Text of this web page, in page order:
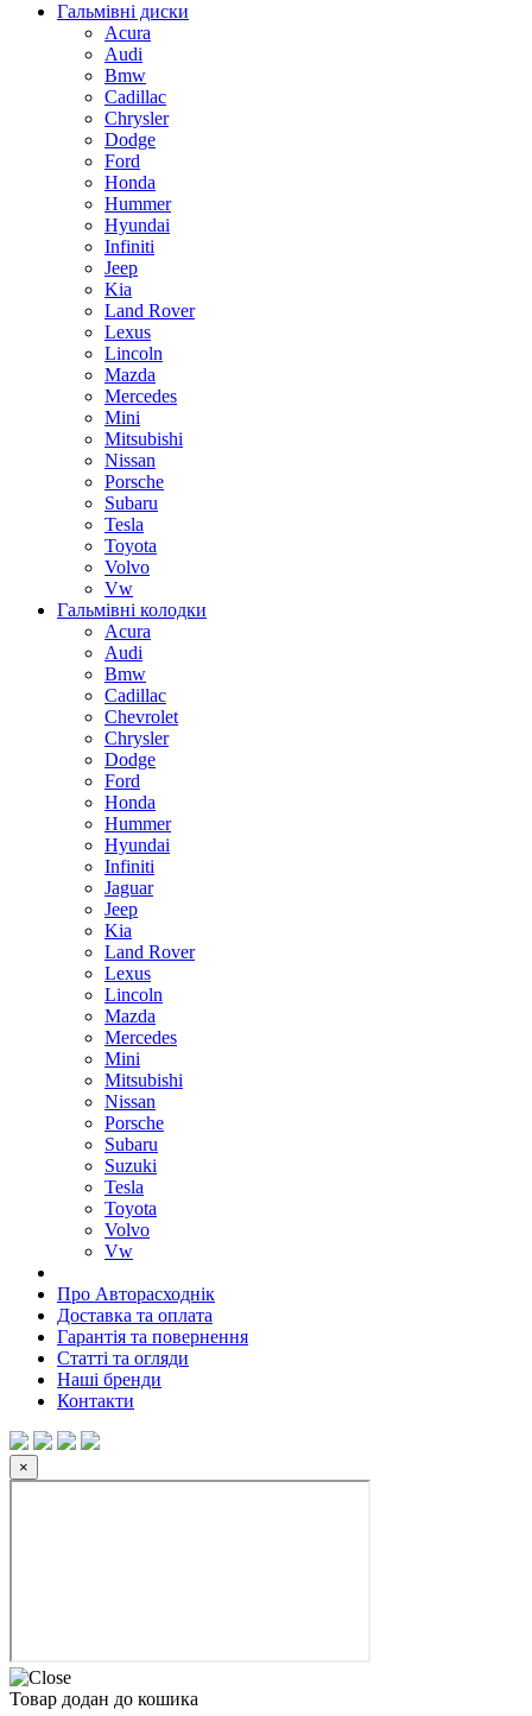
Гальмівні диски
Acura
Audi
Bmw
Cadillac
Chrysler
Dodge
Ford
Honda
Hummer
Hyundai
Infiniti
Jeep
Kia
Land Rover
Lexus
Lincoln
Mazda
Mercedes
Mini
Mitsubishi
Nissan
Porsche
Subaru
Tesla
Toyota
Volvo
Vw
Гальмівні колодки
Acura
Audi
Bmw
Cadillac
Chevrolet
Chrysler
Dodge
Ford
Honda
Hummer
Hyundai
Infiniti
Jaguar
Jeep
Kia
Land Rover
Lexus
Lincoln
Mazda
Mercedes
Mini
Mitsubishi
Nissan
Porsche
Subaru
Suzuki
Tesla
Toyota
Volvo
Vw
Про Авторасходнік
Доставка та оплата
Гарантія та повернення
Статті та огляди
Наші бренди
Контакти
×
Товар додан до кошика